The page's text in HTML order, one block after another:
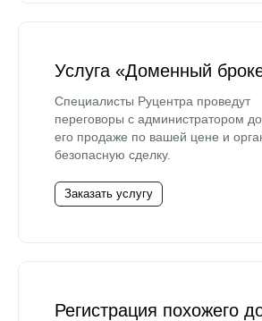
Услуга «Доменный
Специалисты Руцентра проведут
переговоры с администратором
его продаже по вашей цене и
безопасную сделку.
Заказать услугу
Регистрация похожего